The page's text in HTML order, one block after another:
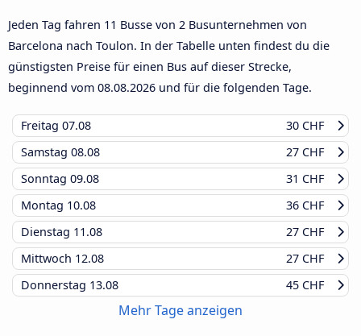
Jeden Tag fahren 11 Busse von 2 Busunternehmen von
Barcelona nach Toulon. In der Tabelle unten findest du die
günstigsten Preise für einen Bus auf dieser Strecke,
beginnend vom 08.08.2026 und für die folgenden Tage.
Freitag 07.08
30 CHF
Samstag 08.08
27 CHF
Sonntag 09.08
31 CHF
Montag 10.08
36 CHF
Dienstag 11.08
27 CHF
Mittwoch 12.08
27 CHF
Donnerstag 13.08 45 CHF
Mehr Tage anzeigen